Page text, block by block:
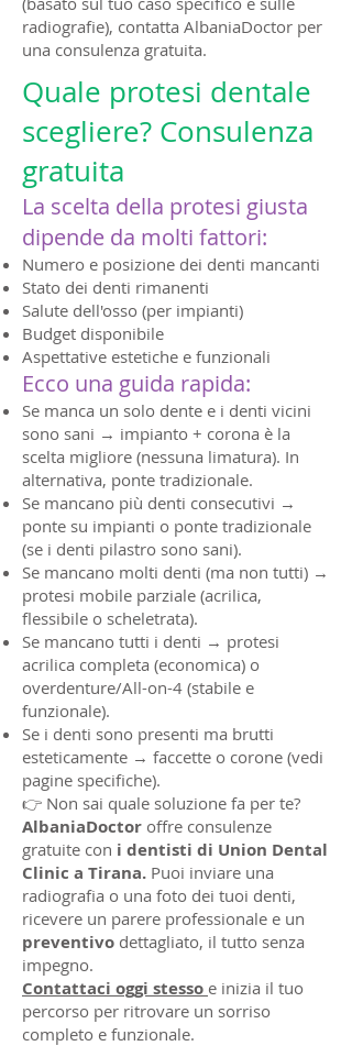
radiografie), contatta AlbaniaDoctor per
una consulenza gratuita.
Quale protesi dentale
scegliere? Consulenza
gratuita
La scelta della protesi giusta
dipende da molti fattori:
Numero e posizione dei denti mancanti
Stato dei denti rimanenti
Salute dell'osso (per impianti)
Budget disponibile
Aspettative estetiche e funzionali
Ecco una guida rapida:
Se manca un solo dente e i denti vicini
sono sani → impianto + corona è la
scelta migliore (nessuna limatura). In
alternativa, ponte tradizionale.
Se mancano più denti consecutivi →
ponte su impianti o ponte tradizionale
(se i denti pilastro sono sani).
Se mancano molti denti (ma non tutti) →
protesi mobile parziale (acrilica,
flessibile o scheletrata).
Se mancano tutti i denti → protesi
acrilica completa (economica) o
overdenture/All-on-4 (stabile e
funzionale).
Se i denti sono presenti ma brutti
esteticamente → faccette o corone (vedi
pagine specifiche).
👉 Non sai quale soluzione fa per te?
AlbaniaDoctor offre consulenze
gratuite con i dentisti di Union Dental
Clinic a Tirana. Puoi inviare una
radiografia o una foto dei tuoi denti,
ricevere un parere professionale e un
preventivo dettagliato, il tutto senza
impegno.
Contattaci oggi stesso e inizia il tuo
percorso per ritrovare un sorriso
completo e funzionale.